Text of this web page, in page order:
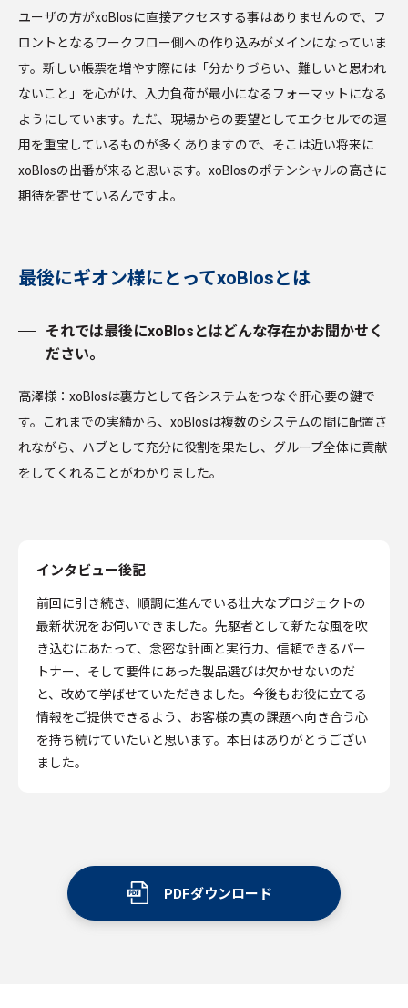
ユーザの方がxoBlosに直接アクセスする事はありませんので、フ
ロントとなるワークフロー側への作り込みがメインになっていま
す。新しい帳票を増やす際には「分かりづらい、難しいと思われ
ないこと」を心がけ、入力負荷が最小になるフォーマットになる
ようにしています。ただ、現場からの要望としてエクセルでの運
用を重宝しているものが多くありますので、そこは近い将来に
xoBlosの出番が来ると思います。xoBlosのポテンシャルの高さに
期待を寄せているんですよ。
最後にギオン様にとってxoBlosとは
それでは最後にxoBlosとはどんな存在かお聞かせく
ださい。
高澤様：xoBlosは裏方として各システムをつなぐ肝心要の鍵で
す。これまでの実績から、xoBlosは複数のシステムの間に配置さ
れながら、ハブとして充分に役割を果たし、グループ全体に貢献
をしてくれることがわかりました。
インタビュー後記
前回に引き続き、順調に進んでいる壮大なプロジェクトの
最新状況をお伺いできました。先駆者として新たな風を吹
き込むにあたって、念密な計画と実行力、信頼できるパー
トナー、そして要件にあった製品選びは欠かせないのだ
と、改めて学ばせていただきました。今後もお役に立てる
情報をご提供できるよう、お客様の真の課題へ向き合う心
を持ち続けていたいと思います。本日はありがとうござい
ました。
PDFダウンロード